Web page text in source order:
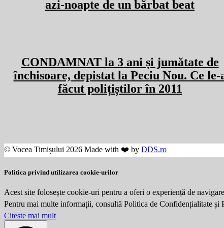
azi-noapte de un bărbat beat
CONDAMNAT la 3 ani și jumătate de
închisoare, depistat la Peciu Nou. Ce le-
făcut polițiștilor în 2011
© Vocea Timișului 2026 Made with ❤️ by DDS.ro
Politica privind utilizarea cookie-urilor
Acest site folosește cookie-uri pentru a oferi o experiență de
Pentru mai multe informații, consultă Politica de Confidențialitate și
Citeste mai mult